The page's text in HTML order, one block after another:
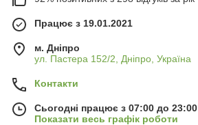
Працює з 19.01.2021
м. Дніпро
ул. Пастера 152/2, Дніпро, Україна
Контакти
Сьогодні працює з 07:00 до 23:00
Показати весь графік роботи